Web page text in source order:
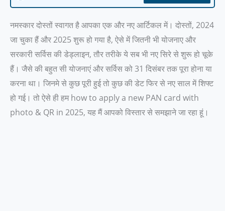
नमस्कार दोस्तों स्वागत है आपका एक और नए आर्टिकल में। दोस्तों, 2024
जा चुका हैं और 2025 शुरू हो गया है, ऐसे में जितनी भी योजनाए और
सरकारी सर्विस की डेड्लाइन, तौर तरीके ये सब भी नए सिरे से शुरू हो चूके
हैं। जैसे की बहुत सी योजनाएं और सर्विस को 31 दिसंबर तक पूरा होना या
करना था। जिनमे से कुछ पूरी हुई तो कुछ की डेट फिर से नए साल में शिफ्ट
हो गई। तो ऐसे ही हम how to apply a new PAN card with
photo & QR in 2025, यह मैं आपको विस्तार से समझाने जा रहा हूं।